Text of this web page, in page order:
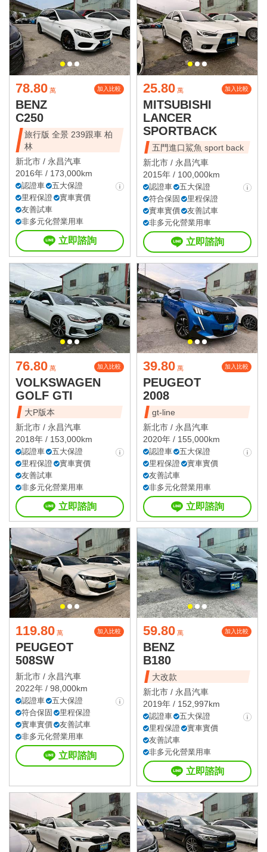
78.80 萬 加入比較
BENZ
C250
旅行版 全景 239跟車 柏
林
新北市 / 永昌汽車
2016年 / 173,000km
認證車
五大保證
里程保證
實車實價
友善試車
非多元化營業用車
立即諮詢
25.80 萬 加入比較
MITSUBISHI
LANCER
SPORTBACK
五門進口鯊魚 sport back
新北市 / 永昌汽車
2015年 / 100,000km
認證車
五大保證
符合保固
里程保證
實車實價
友善試車
非多元化營業用車
立即諮詢
76.80 萬 加入比較
VOLKSWAGEN
GOLF GTI
大P版本
新北市 / 永昌汽車
2018年 / 153,000km
認證車
五大保證
里程保證
實車實價
友善試車
非多元化營業用車
立即諮詢
39.80 萬 加入比較
PEUGEOT
2008
gt-line
新北市 / 永昌汽車
2020年 / 155,000km
認證車
五大保證
里程保證
實車實價
友善試車
非多元化營業用車
立即諮詢
119.80 萬 加入比較
PEUGEOT
508SW
新北市 / 永昌汽車
2022年 / 98,000km
認證車
五大保證
符合保固
里程保證
實車實價
友善試車
非多元化營業用車
立即諮詢
59.80 萬 加入比較
BENZ
B180
大改款
新北市 / 永昌汽車
2019年 / 152,997km
認證車
五大保證
里程保證
實車實價
友善試車
非多元化營業用車
立即諮詢